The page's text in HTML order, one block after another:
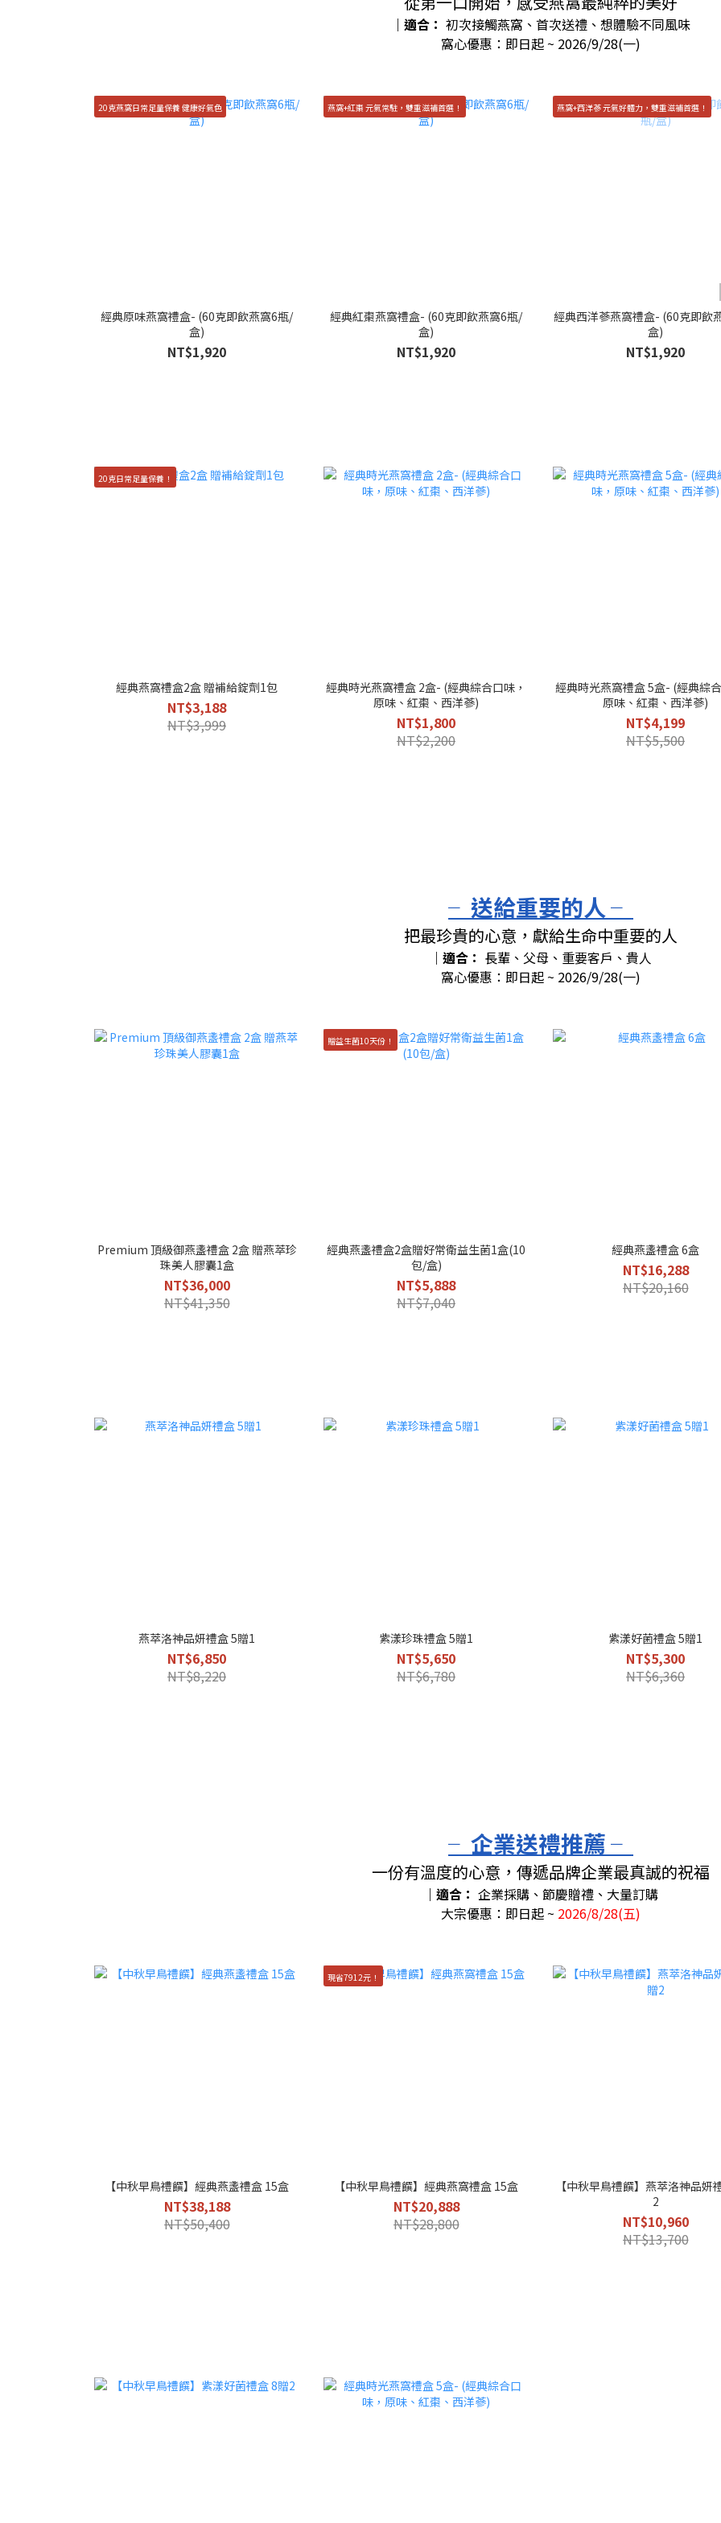
｜適合： 初次接觸燕窩、首次送禮、想體驗不同風味
窩心優惠：即日起 ~ 2026/9/28(一)
20克燕窩日常足量保養 健康好氣色
經典原味燕窩禮盒- (60克即飲燕窩6瓶/
盒)
NT$1,920
燕窩+紅棗 元氣常駐，雙重滋補首選！
經典紅棗燕窩禮盒- (60克即飲燕窩6瓶/
盒)
NT$1,920
燕窩+西洋蔘 元氣好體力，雙重滋補首選！
經典西洋蔘燕窩禮盒- (60克即飲
盒)
NT$1,920
20克日常足量保養！
經典燕窩禮盒2盒 贈補給錠劑1包
NT$3,188
NT$3,999
經典時光燕窩禮盒 2盒- (經典綜合口味，
原味、紅棗、西洋蔘)
NT$1,800
NT$2,200
經典時光燕窩禮盒 5盒- (經典綜
原味、紅棗、西洋蔘)
NT$4,199
NT$5,500
╴送給重要的人 ╴
把最珍貴的心意，獻給生命中重要的人
｜適合： 長輩、父母、重要客戶、貴人
窩心優惠：即日起 ~ 2026/9/28(一)
Premium 頂級御燕盞禮盒 2盒 贈燕萃珍
珠美人膠囊1盒
NT$36,000
NT$41,350
贈益生菌10天份！
經典燕盞禮盒2盒贈好常衛益生菌1盒(10
包/盒)
NT$5,888
NT$7,040
經典燕盞禮盒 6盒
NT$16,288
NT$20,160
燕萃洛神品妍禮盒 5贈1
NT$6,850
NT$8,220
紫漾珍珠禮盒 5贈1
NT$5,650
NT$6,780
紫漾好菌禮盒 5贈1
NT$5,300
NT$6,360
╴企業送禮推薦 ╴
一份有溫度的心意，傳遞品牌企業最真誠的祝福
｜適合： 企業採購、節慶贈禮、大量訂購
大宗優惠：即日起 ~ 2026/8/28(五)
【中秋早鳥禮饌】經典燕盞禮盒 15盒
NT$38,188
NT$50,400
現省7912元！
【中秋早鳥禮饌】經典燕窩禮盒 15盒
NT$20,888
NT$28,800
【中秋早鳥禮饌】燕萃洛神品妍
2
NT$10,960
NT$13,700